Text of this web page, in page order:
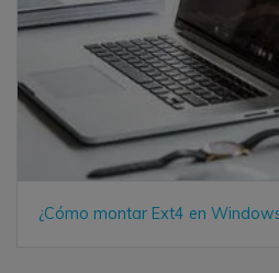
¿Cómo montar Ext4 en